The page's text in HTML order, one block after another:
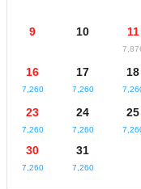
9 10 11
16
7,260
17
7,260
18
23
7,260
24
7,260
25
30
7,260
31
7,260